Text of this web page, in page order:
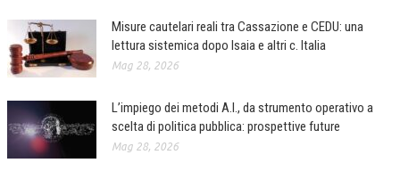
Misure cautelari reali tra Cassazione e CEDU: una
lettura sistemica dopo Isaia e altri c. Italia
Mag 28, 2026
L’impiego dei metodi A.I., da strumento operativo a
scelta di politica pubblica: prospettive future
Mag 28, 2026